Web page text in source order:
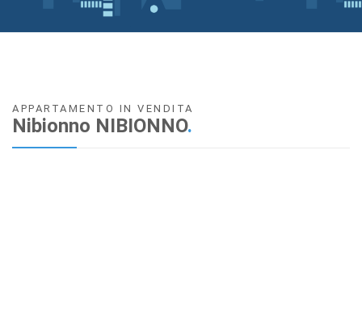
APPARTAMENTO IN VENDITA
Nibionno NIBIONNO.